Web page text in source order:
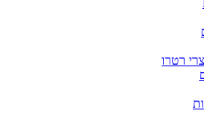
רטרו